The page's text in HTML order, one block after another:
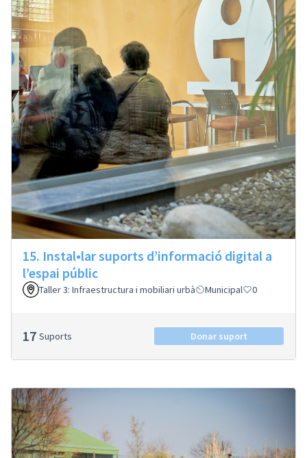
15. Instal•lar suports d’informació digital a
l’espai públic
Taller 3: Infraestructura i mobiliari urbà Municipal 0
17 Suports Donar suport